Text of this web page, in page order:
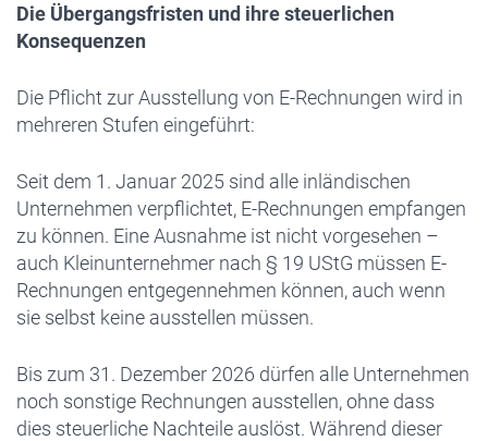
Die Übergangsfristen und ihre steuerlichen
Konsequenzen
Die Pflicht zur Ausstellung von E-Rechnungen wird in
mehreren Stufen eingeführt:
Seit dem 1. Januar 2025 sind alle inländischen
Unternehmen verpflichtet, E-Rechnungen empfangen
zu können. Eine Ausnahme ist nicht vorgesehen –
auch Kleinunternehmer nach § 19 UStG müssen E-
Rechnungen entgegennehmen können, auch wenn
sie selbst keine ausstellen müssen.
Bis zum 31. Dezember 2026 dürfen alle Unternehmen
noch sonstige Rechnungen ausstellen, ohne dass
dies steuerliche Nachteile auslöst. Während dieser